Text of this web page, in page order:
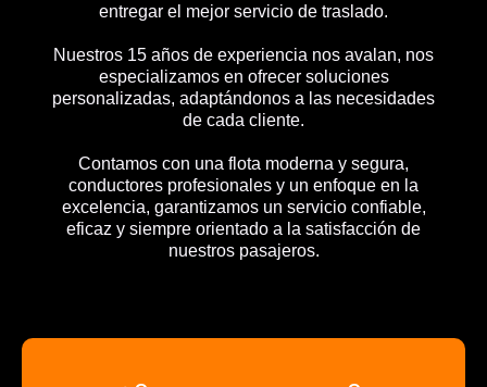
entregar el mejor servicio de traslado.
Nuestros 15 años de experiencia nos avalan, nos
especializamos en ofrecer soluciones
personalizadas, adaptándonos a las necesidades
de cada cliente.
Contamos con una flota moderna y segura,
conductores profesionales y un enfoque en la
excelencia, garantizamos un servicio confiable,
eficaz y siempre orientado a la satisfacción de
nuestros pasajeros.